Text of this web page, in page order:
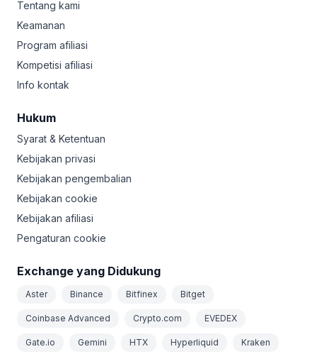
Tentang kami
Keamanan
Program afiliasi
Kompetisi afiliasi
Info kontak
Hukum
Syarat & Ketentuan
Kebijakan privasi
Kebijakan pengembalian
Kebijakan cookie
Kebijakan afiliasi
Pengaturan cookie
Exchange yang Didukung
Aster Binance Bitfinex Bitget
Coinbase Advanced Crypto.com EVEDEX
Gate.io Gemini HTX Hyperliquid Kraken